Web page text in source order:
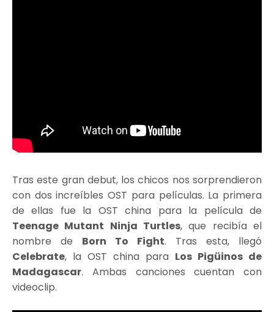
Tras este gran debut, los chicos nos sorprendieron
con dos increíbles OST para películas. La primera
de ellas fue la OST china para la película de
Teenage Mutant Ninja Turtles, que recibía el
nombre de Born To Fight. Tras esta, llegó
Celebrate, la OST china para Los Pigüinos de
Madagascar. Ambas canciones cuentan con
videoclip.